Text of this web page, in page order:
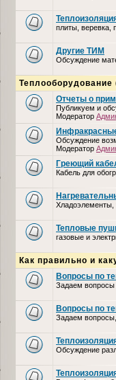
плиты, веревка,
Другие ТИМ
Обсуждение
Отчеты о
Публикуем и
Модератор
Обсуждение
Модератор
Греющий
Кабель для
Хладоэлементы,
Тепловые
газовые и
Как правильно и
Вопросы по
Задаем
Вопросы по
Задаем
Обсуждение